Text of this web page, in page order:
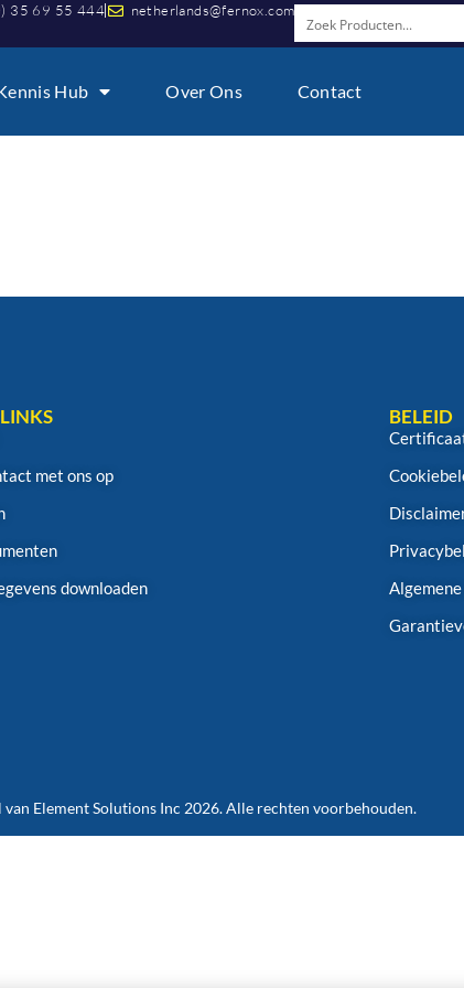
35 69 55 444 netherlands@fernox.com
Hub Over Ons Contact
met ons op
downloaden
BELEID
Element Solutions Inc 2026. Alle rechten voorbehouden.